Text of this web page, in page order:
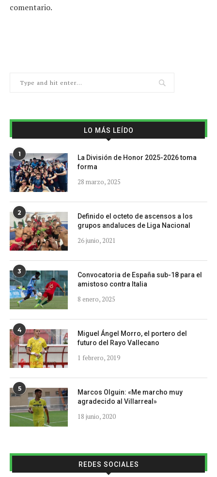
comentario.
LO MÁS LEÍDO
1
La División de Honor 2025-2026 toma
forma
28 marzo, 2025
2
Definido el octeto de ascensos a los
grupos andaluces de Liga Nacional
26 junio, 2021
3
Convocatoria de España sub-18 para el
amistoso contra Italia
8 enero, 2025
4
Miguel Ángel Morro, el portero del
futuro del Rayo Vallecano
1 febrero, 2019
5
Marcos Olguin: «Me marcho muy
agradecido al Villarreal»
18 junio, 2020
REDES SOCIALES